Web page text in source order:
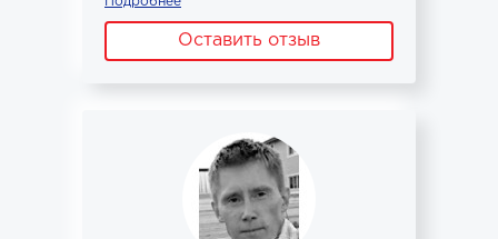
Оставить отзыв